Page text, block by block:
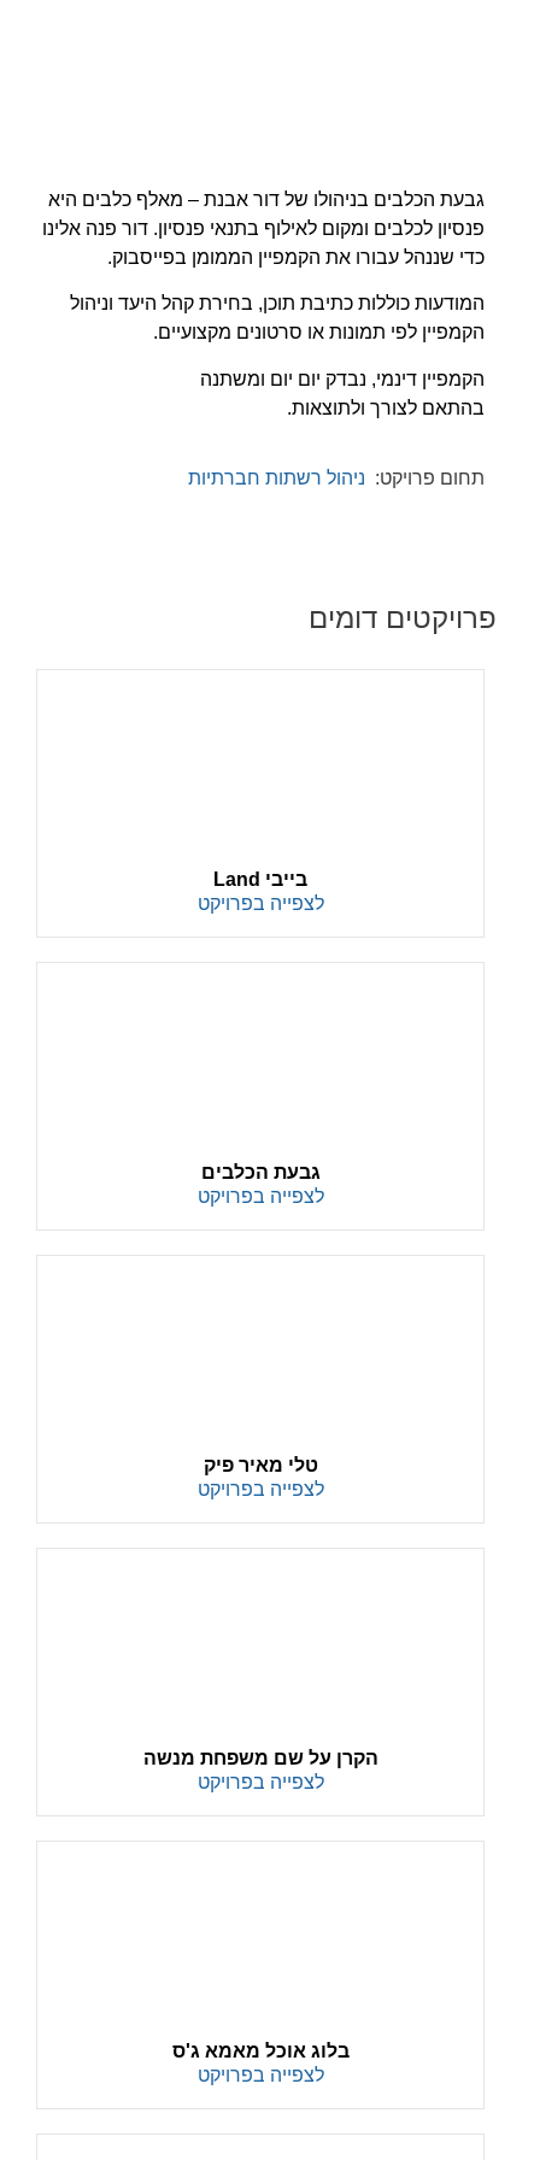
גבעת הכלבים בניהולו של דור אבנת – מאלף כלבים היא
פנסיון לכלבים ומקום לאילוף בתנאי פנסיון. דור פנה אלינו
כדי שננהל עבורו את הקמפיין הממומן בפייסבוק.
המודעות כוללות כתיבת תוכן, בחירת קהל היעד וניהול
הקמפיין לפי תמונות או סרטונים מקצועיים.
הקמפיין דינמי, נבדק יום יום ומשתנה
בהתאם לצורך ולתוצאות.
תחום פרויקט: ניהול רשתות חברתיות
פרויקטים דומים
בייבי Land
לצפייה בפרויקט
גבעת הכלבים
לצפייה בפרויקט
טלי מאיר פיק
לצפייה בפרויקט
הקרן על שם משפחת מנשה
לצפייה בפרויקט
בלוג אוכל מאמא ג'ס
לצפייה בפרויקט